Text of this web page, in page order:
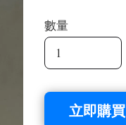
數量
立即購買